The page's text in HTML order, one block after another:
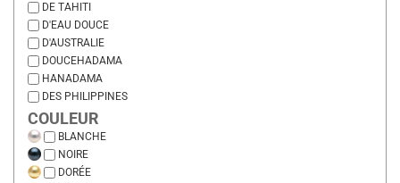
DE TAHITI
D'EAU DOUCE
D'AUSTRALIE
DOUCEHADAMA
HANADAMA
DES PHILIPPINES
COULEUR
BLANCHE
NOIRE
DORÉE